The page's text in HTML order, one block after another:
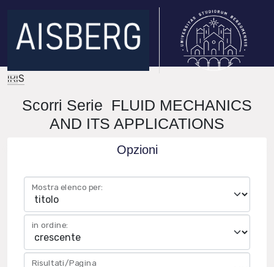
IRIS
Scorri Serie FLUID MECHANICS
AND ITS APPLICATIONS
Opzioni
Mostra elenco per:
in ordine:
Risultati/Pagina